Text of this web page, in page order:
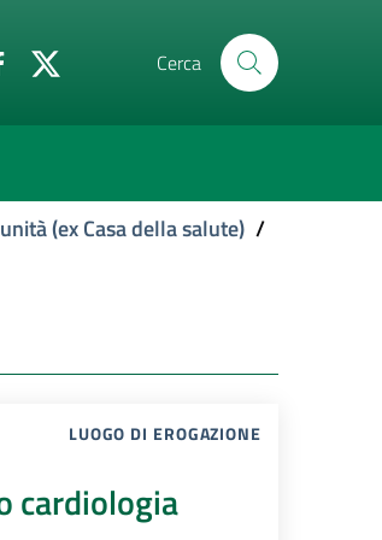
Cerca
(ex Casa della salute) /
LUOGO DI EROGAZIONE
cardiologia